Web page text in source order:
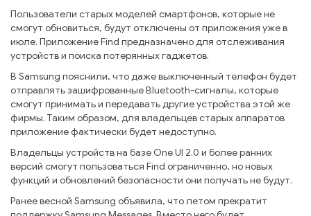
Пользователи старых моделей смартфонов, которые не
смогут обновиться, будут отключены от приложения уже в
июле. Приложение Find предназначено для отслеживания
устройств и поиска потерянных гаджетов.
В Samsung пояснили, что даже выключенный телефон будет
отправлять зашифрованные Bluetooth-сигналы, которые
смогут принимать и передавать другие устройства этой же
фирмы. Таким образом, для владельцев старых аппаратов
приложение фактически будет недоступно.
Владельцы устройств на базе One UI 2.0 и более ранних
версий смогут пользоваться Find ограниченно, но новых
функций и обновлений безопасности они получать не будут.
Ранее весной Samsung объявила, что летом прекратит